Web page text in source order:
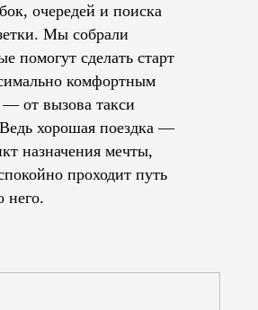
очередей и поиска
Мы собрали
помогут сделать старт
комфортным
— от вызова такси
хорошая поездка —
назначения мечты,
проходит путь
него.